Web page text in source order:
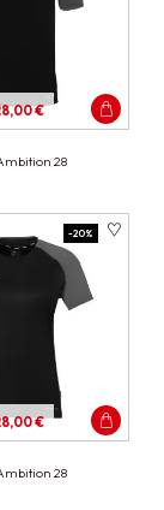
€
28
€
-20%
28